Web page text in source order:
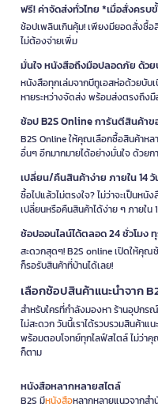
ฟรี! ค่าจัดส่งทั่วไทย *เมื่อสั่งคร
ช้อปเพลินเกินคุ้ม! เพียงมียอดสั่งซื้
ไม่ต้องจ่ายเพิ่ม
มั่นใจ หนังสือถึงมือปลอดภัย ด้ว
หนังสือทุกเล่มจากบีทูเอสห่อด้วยบับ
หายระหว่างจัดส่ง พร้อมส่งตรงถึ
ช้อป B2S Online การันตีสินค้าข
B2S Online ให้คุณเลือกซื้อสินค้าหล
อื่นๆ อีกมากมายได้อย่างมั่นใจ ด้วย
เปลี่ยน/คืนสินค้าง่าย ภายใน 14 วั
ซื้อไปแล้วไม่ตรงใจ? ไม่ว่าจะเป็นห
เปลี่ยนหรือคืนสินค้าได้ง่าย ๆ ภายใน
ช้อปออนไลน์ได้ตลอด 24 ชั่วโมง
สะดวกสุดๆ! B2S online เปิดให้คุ
ก็รอรับสินค้าที่บ้านได้เลย!
เลือกช้อปสินค้าแนะนำจาก
สำหรับใครที่กำลังมองหา ร้านอุปกร
ไม่สะดวก วันนี้เราได้รวบรวมสินค้าแ
พร้อมตอบโจทย์ทุกไลฟ์สไตล์ ไม่ว่า
ก็ตาม
หนังสือหลากหลายสไตล์
B2S มีหนังสือหลากหลายแนวจากส